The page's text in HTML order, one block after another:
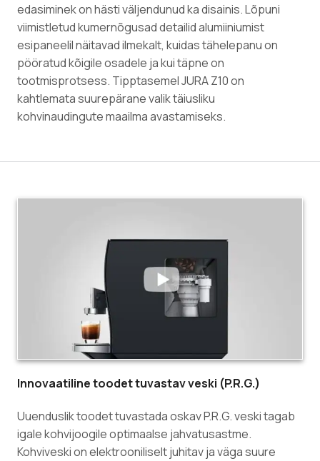
edasiminek on hästi väljendunud ka disainis. Lõpuni
viimistletud kumernõgusad detailid alumiiniumist
esipaneelil näitavad ilmekalt, kuidas tähelepanu on
pööratud kõigile osadele ja kui täpne on
tootmisprotsess. Tipptasemel JURA Z10 on
kahtlemata suurepärane valik täiusliku
kohvinaudingute maailma avastamiseks.
Innovaatiline toodet tuvastav veski (P.R.G.)
Uuenduslik toodet tuvastada oskav P.R.G. veski tagab
igale kohvijoogile optimaalse jahvatusastme.
Kohviveski on elektrooniliselt juhitav ja väga suure